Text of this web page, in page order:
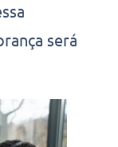
será